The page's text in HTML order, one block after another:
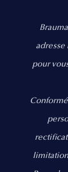
adresse
pour